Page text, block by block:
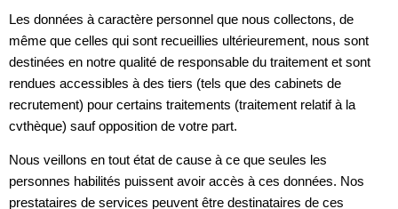
Les données à caractère personnel que nous collectons, de
même que celles qui sont recueillies ultérieurement, nous sont
destinées en notre qualité de responsable du traitement et sont
rendues accessibles à des tiers (tels que des cabinets de
recrutement) pour certains traitements (traitement relatif à la
cvthèque) sauf opposition de votre part.
Nous veillons en tout état de cause à ce que seules les
personnes habilités puissent avoir accès à ces données. Nos
prestataires de services peuvent être destinataires de ces